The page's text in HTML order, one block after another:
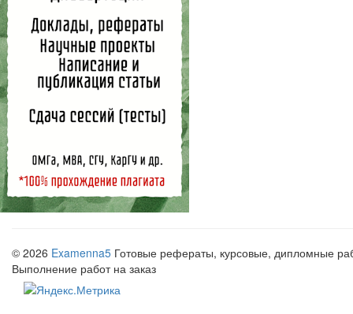
© 2026 Examenna5 Готовые рефераты, курсовые, дипломные
Выполнение работ на заказ